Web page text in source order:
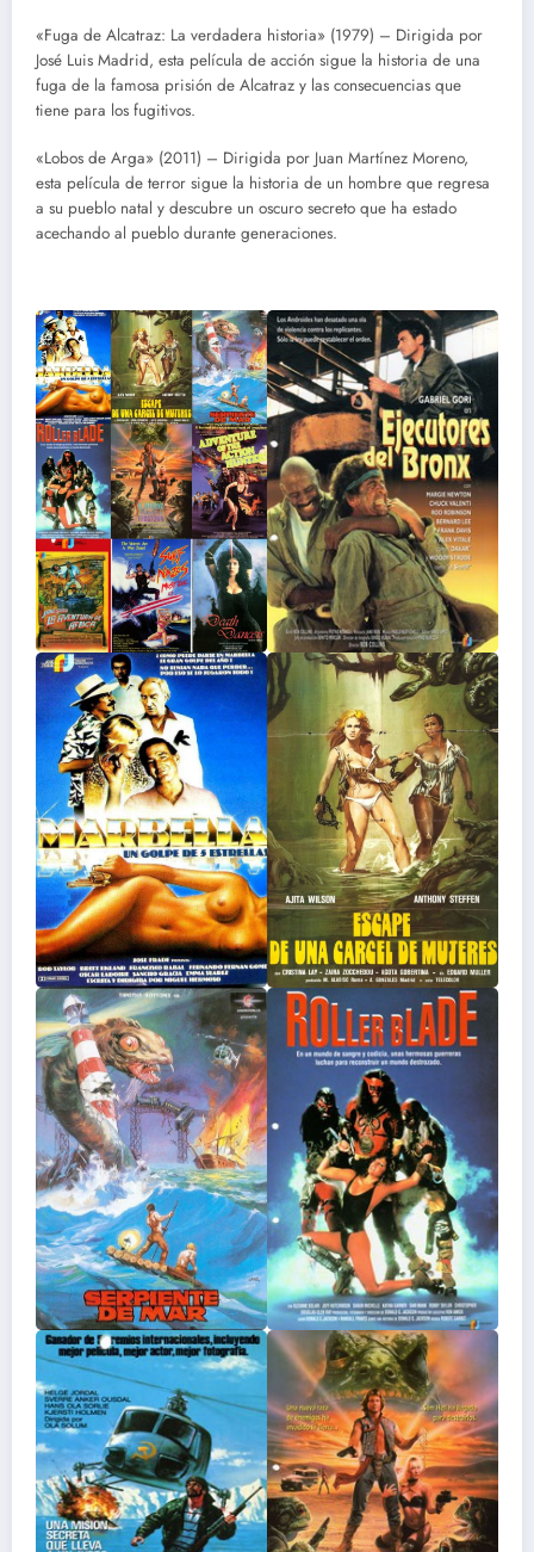
«Fuga de Alcatraz: La verdadera historia» (1979) – Dirigida por
José Luis Madrid, esta película de acción sigue la historia de una
fuga de la famosa prisión de Alcatraz y las consecuencias que
tiene para los fugitivos.
«Lobos de Arga» (2011) – Dirigida por Juan Martínez Moreno,
esta película de terror sigue la historia de un hombre que regresa
a su pueblo natal y descubre un oscuro secreto que ha estado
acechando al pueblo durante generaciones.